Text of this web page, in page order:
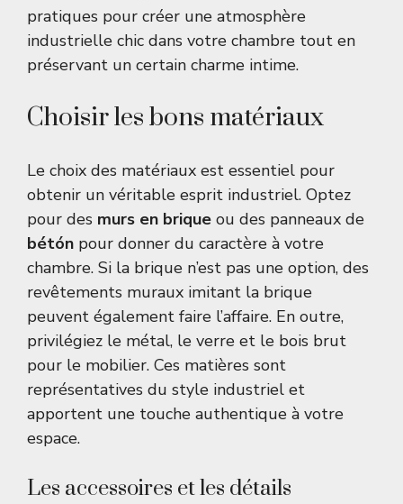
pratiques pour créer une atmosphère
industrielle chic dans votre chambre tout en
préservant un certain charme intime.
Choisir les bons matériaux
Le choix des matériaux est essentiel pour
obtenir un véritable esprit industriel. Optez
pour des murs en brique ou des panneaux de
bétón pour donner du caractère à votre
chambre. Si la brique n’est pas une option, des
revêtements muraux imitant la brique
peuvent également faire l’affaire. En outre,
privilégiez le métal, le verre et le bois brut
pour le mobilier. Ces matières sont
représentatives du style industriel et
apportent une touche authentique à votre
espace.
Les accessoires et les détails